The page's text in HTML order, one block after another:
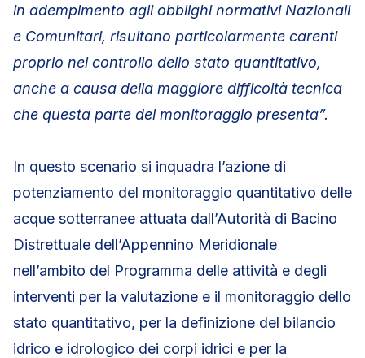
in adempimento agli obblighi normativi Nazionali
e Comunitari, risultano particolarmente carenti
proprio nel controllo dello stato quantitativo,
anche a causa della maggiore difficoltà tecnica
che questa parte del monitoraggio presenta”.
In questo scenario si inquadra l’azione di
potenziamento del monitoraggio quantitativo delle
acque sotterranee attuata dall’Autorità di Bacino
Distrettuale dell’Appennino Meridionale
nell’ambito del Programma delle attività e degli
interventi per la valutazione e il monitoraggio dello
stato quantitativo, per la definizione del bilancio
idrico e idrologico dei corpi idrici e per la